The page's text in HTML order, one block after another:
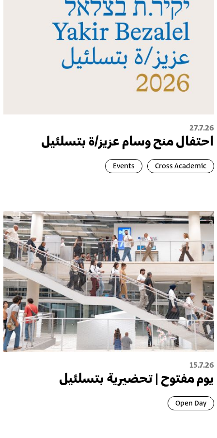
27.7.26
احتفال منح وسام عزيز/ة بتسلئيل
Cross Academic
Events
15.7.26
يوم مفتوح | تحضيرية بتسلئيل
Open Day